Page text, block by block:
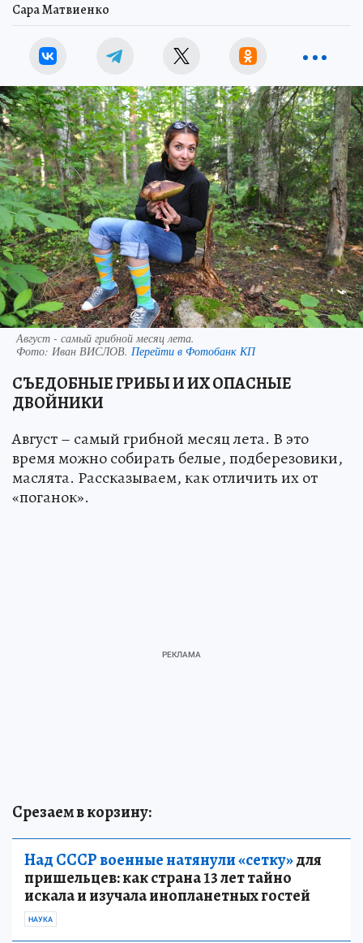
Сара Матвиенко
Август - самый грибной месяц лета.
Фото: Иван ВИСЛОВ. Перейти в Фотобанк КП
СЪЕДОБНЫЕ ГРИБЫ И ИХ ОПАСНЫЕ
ДВОЙНИКИ
Август – самый грибной месяц лета. В это
время можно собирать белые, подберезовики,
маслята. Рассказываем, как отличить их от
«поганок».
Срезаем в корзину:
Над СССР военные натянули «сетку»для
пришельцев: как страна 13 лет тайно
искала и изучала инопланетных гостей
НАУКА